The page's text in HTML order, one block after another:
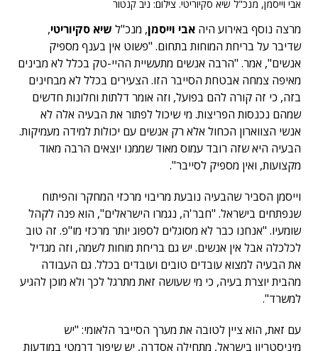
אבי וייסמן, מנכ"ל שיא סקיוריטי. צילום: ניב קנטור
מרצה נוסף באירוע היה אבי וייסמן, מנכ"ל שיא סקיוריטי,
שדיבר על בריחת המוחות בתחום. "פשוט אין בענף מספיק
אנשים", אמר. "הרבה אנשים מתעשיית ההיי-טק בכלל לא מבינים
מאיפה צמחה אבטחת הסייבר הזו. הצעירים בכלל לא מבחינים
בזה, כי זה קורה להם בפועל, וזה אומר דלתות וחלונות חדשים
שמהם נכנסות הפריצות. מי שיכול לפתור את הבעיה אלה לא
אנשי הצווארון הכחול אלא רק אנשים עם יכולות למידה מעמיקות.
הבעיה היא שזה רובד עמוס מאוד שממנו יוצאים הרבה מאוד
מקצועות, ואין מספיק לסייבר".
וייסמן הסביר שהבעיה נובעת מריבוי מרכזי המחקר והפיתוח
שנפתחים בישראל. "חבר'ה, נגמרו הישראלים", הוא פנה לקהל
שומעיו. "אנחנו כבר לא מסוגלים לספוג יותר מרכזי מו"פ. זה טוב
לכלכלה אבל אין אנשים. יש גם בריחת מוחות לשמה, וזה מגדיל
את הבעיה למצוא עובדים טובים ועובדים בכלל. גם העבודה
מהבית יוצרת בעיה, כי מי שעושה זאת מתרגל לכך ולא מוכן להגיע
למשרד".
עם זאת, הוא ציין לטובה את מערך הסייבר הלאומי: "יש
מיניסטריון בישראל, מתחילה אסדרה, יש שיפור דרמטי במודעות